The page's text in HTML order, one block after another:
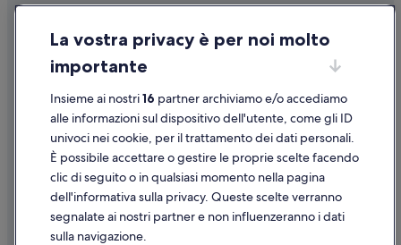
Greater London: Hotel per fare shopping
Greater London: Hotel con servizio concierge
Londra: Hotel storici
Londra: Resort e hotel con spa
Londra: Hotel con casinò
Londra: Hotel economici
Londra: Hotel LGBTQIA+
Inghilterra: Hotel con Wi-Fi
Informazioni legali/Contatti
Linee guida sui contenuti e segnalazione dei contenuti
Supporto
Assistenza clienti
Contattaci
Come cancellare un volo
Come modificare la prenotazione di un hotel o una casa vacanze
La vostra privacy è per noi molto
importante
Insieme ai nostri16 partner archiviamo e/o accediamo
alle informazioni sul dispositivo dell'utente, come gli ID
univoci nei cookie, per il trattamento dei dati personali.
È possibile accettare o gestire le proprie scelte facendo
clic di seguito o in qualsiasi momento nella pagina
dell'informativa sulla privacy. Queste scelte verranno
segnalate ai nostri partner e non influenzeranno i dati
sulla navigazione.